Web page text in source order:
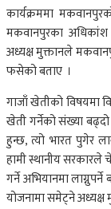
कार्यक्रममा
मकवानपुरका अधिकांश
अध्यक्ष मुक्तानले
फसेको बताए ।
गाजाँ खेतीको विषयमा
खेती गर्नेको संख्या
हुन्छ, त्यो भारत पुगेर
हामी स्थानीय सरकारले
गर्ने अभियानमा
योजनामा समेट्ने अध्यक्ष